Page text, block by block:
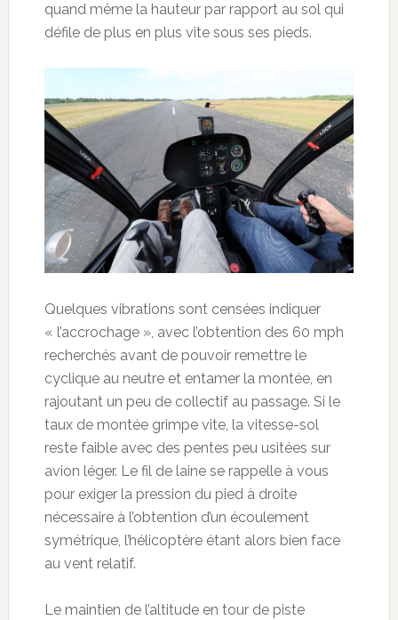
quand même la hauteur par rapport au sol qui
défile de plus en plus vite sous ses pieds.
Quelques vibrations sont censées indiquer
« l’accrochage », avec l’obtention des 60 mph
recherchés avant de pouvoir remettre le
cyclique au neutre et entamer la montée, en
rajoutant un peu de collectif au passage. Si le
taux de montée grimpe vite, la vitesse-sol
reste faible avec des pentes peu usitées sur
avion léger. Le fil de laine se rappelle à vous
pour exiger la pression du pied à droite
nécessaire à l’obtention d’un écoulement
symétrique, l’hélicoptère étant alors bien face
au vent relatif.
Le maintien de l’altitude en tour de piste